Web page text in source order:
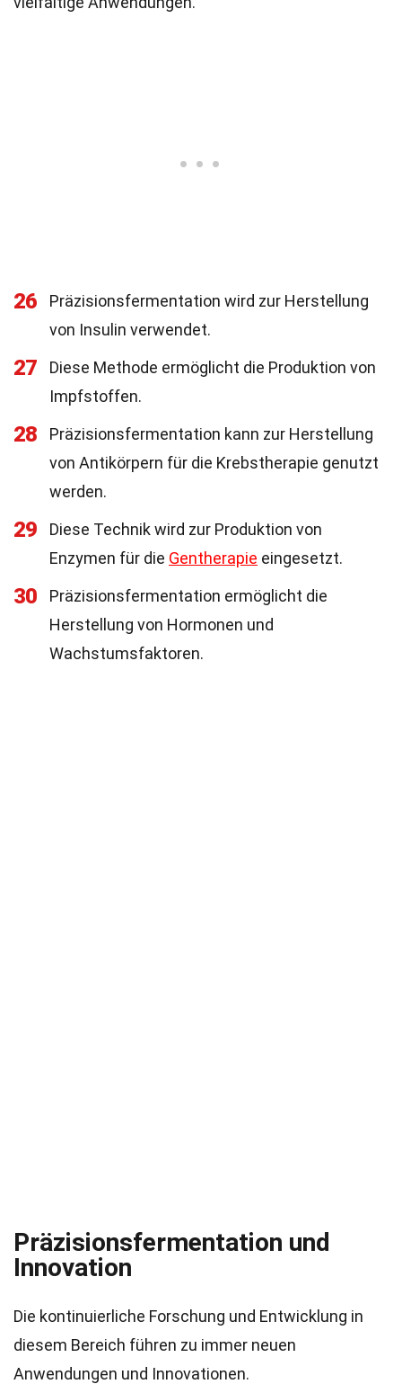
26
Präzisionsfermentation wird zur Herstellung
von Insulin verwendet.
27
Diese Methode ermöglicht die Produktion von
Impfstoffen.
28
Präzisionsfermentation kann zur Herstellung
von Antikörpern für die Krebstherapie genutzt
werden.
29
Diese Technik wird zur Produktion von
Enzymen für die Gentherapie eingesetzt.
30
Präzisionsfermentation ermöglicht die
Herstellung von Hormonen und
Wachstumsfaktoren.
Präzisionsfermentation und
Innovation
Die kontinuierliche Forschung und Entwicklung in
diesem Bereich führen zu immer neuen
Anwendungen und Innovationen.